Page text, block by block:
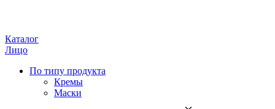
Каталог
Лицо
По типу продукта
Кремы
Маски